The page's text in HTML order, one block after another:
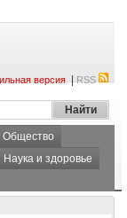
версия|RSS
Общество
Наука и здоровье